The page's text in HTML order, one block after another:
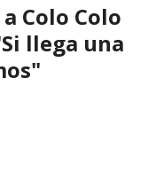
Colo Colo
llega una